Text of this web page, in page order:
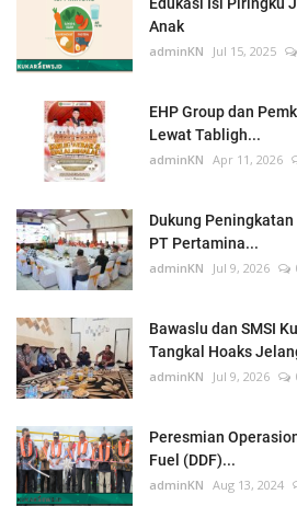
Anak
adminKN Jul 15, 2025
EHP Group dan
Lewat Tabligh...
adminKN Apr 11, 2026
Dukung
PT Pertamina...
adminKN Jul 9, 2026
Bawaslu dan SMSI
Tangkal Hoaks
adminKN Jul 9, 2026
Peresmian
Fuel (DDF)...
adminKN Aug 13, 2024